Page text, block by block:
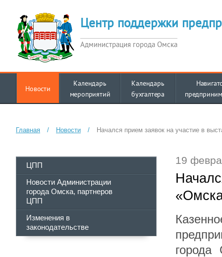
Центр поддержки
Администрация города Омска
Новости
Календарь
мероприятий
Календарь
бухгалтера
Главная / Новости / Начался прием заявок на участие в
ЦПП
Новости Администрации
города Омска, партнеров
ЦПП
Изменения в
законодательстве
19